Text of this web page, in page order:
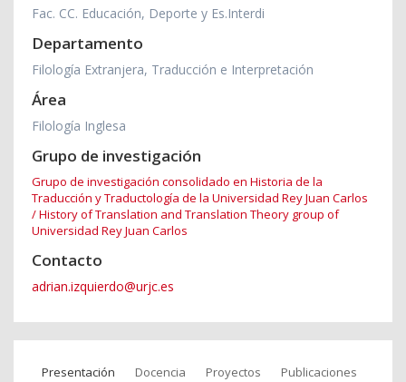
Fac. CC. Educación, Deporte y Es.Interdi
Departamento
Filología Extranjera, Traducción e Interpretación
Área
Filología Inglesa
Grupo de investigación
Grupo de investigación consolidado en Historia de la
Traducción y Traductología de la Universidad Rey Juan Carlos
/ History of Translation and Translation Theory group of
Universidad Rey Juan Carlos
Contacto
adrian.izquierdo@urjc.es
Presentación Docencia Proyectos Publicaciones